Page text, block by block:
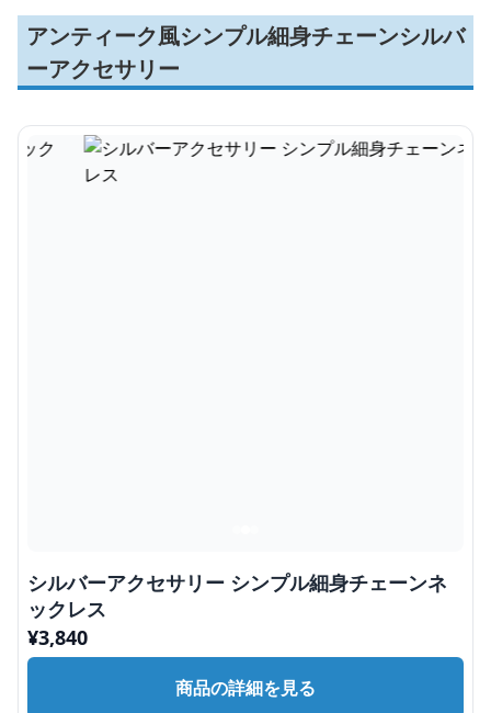
アンティーク風シンプル細身チェーンシルバ
ーアクセサリー
シルバーアクセサリー シンプル細身チェーンネ
ックレス
¥3,840
商品の詳細を見る